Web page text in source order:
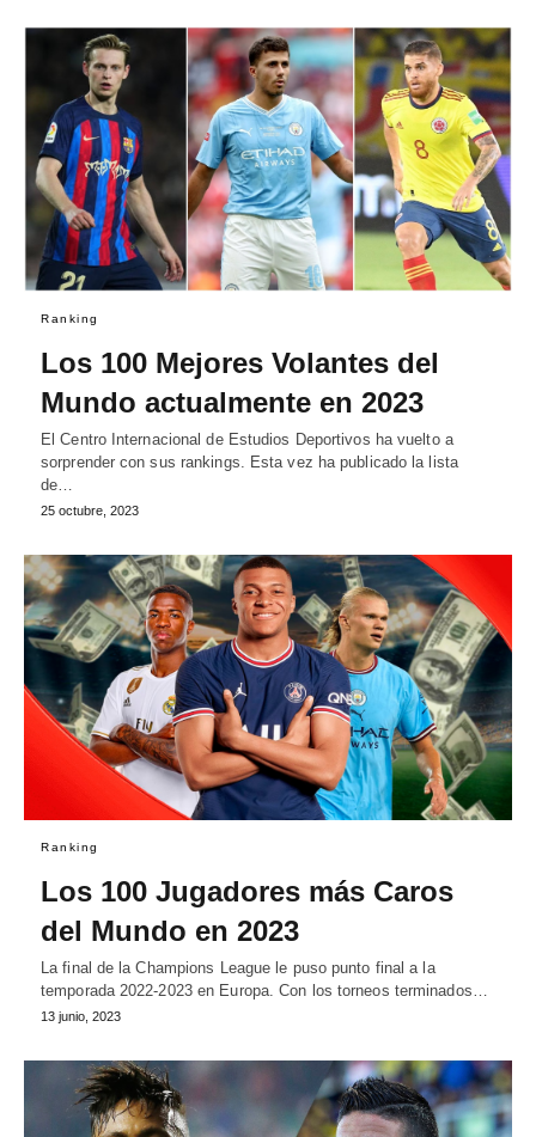
Ranking
Los 100 Mejores Volantes del
Mundo actualmente en 2023
El Centro Internacional de Estudios Deportivos ha vuelto a
sorprender con sus rankings. Esta vez ha publicado la lista
de…
25 octubre, 2023
Ranking
Los 100 Jugadores más Caros
del Mundo en 2023
La final de la Champions League le puso punto final a la
temporada 2022-2023 en Europa. Con los torneos terminados…
13 junio, 2023